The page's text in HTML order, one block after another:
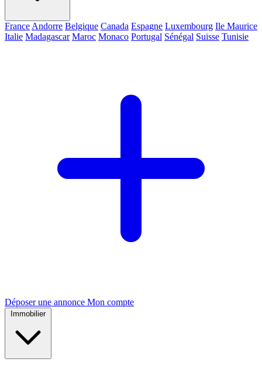
France Andorre Belgique Canada Espagne Luxembourg Ile Maurice
Italie Madagascar Maroc Monaco Portugal Sénégal Suisse Tunisie
Déposer une annonce Mon compte
Immobilier